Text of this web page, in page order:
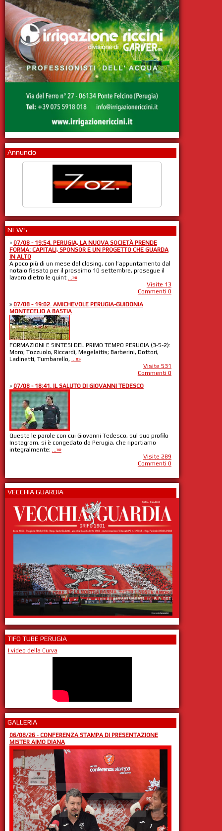
Annuncio
NEWS
» 07/08 - 19:54. PERUGIA, LA NUOVA SOCIETÀ PRENDE
FORMA: CAPITALI, SPONSOR E UN PROGETTO CHE GUARDA
IN ALTO
A poco più di un mese dal closing, con l’appuntamento dal
notaio fissato per il prossimo 10 settembre, prosegue il
lavoro dietro le quint ...»»
Visite 13
Commenti 0
» 07/08 - 19:02. AMICHEVOLE PERUGIA-GUIDONIA
MONTECELIO A BASTIA
FORMAZIONI E SINTESI DEL PRIMO TEMPO PERUGIA (3-5-2):
Moro; Tozzuolo, Riccardi, Megelaitis; Barberini, Dottori,
Ladinetti, Tumbarello, ...»»
Visite 531
Commenti 0
» 07/08 - 18:41. IL SALUTO DI GIOVANNI TEDESCO
Queste le parole con cui Giovanni Tedesco, sul suo profilo
Instagram, si è congedato da Perugia, che riportiamo
integralmente: ...»»
Visite 289
Commenti 0
VECCHIA GUARDIA
TIFO TUBE PERUGIA
I video della Curva
GALLERIA
06/08/26- CONFERENZA STAMPA DI PRESENTAZIONE
MISTER AIMO DIANA